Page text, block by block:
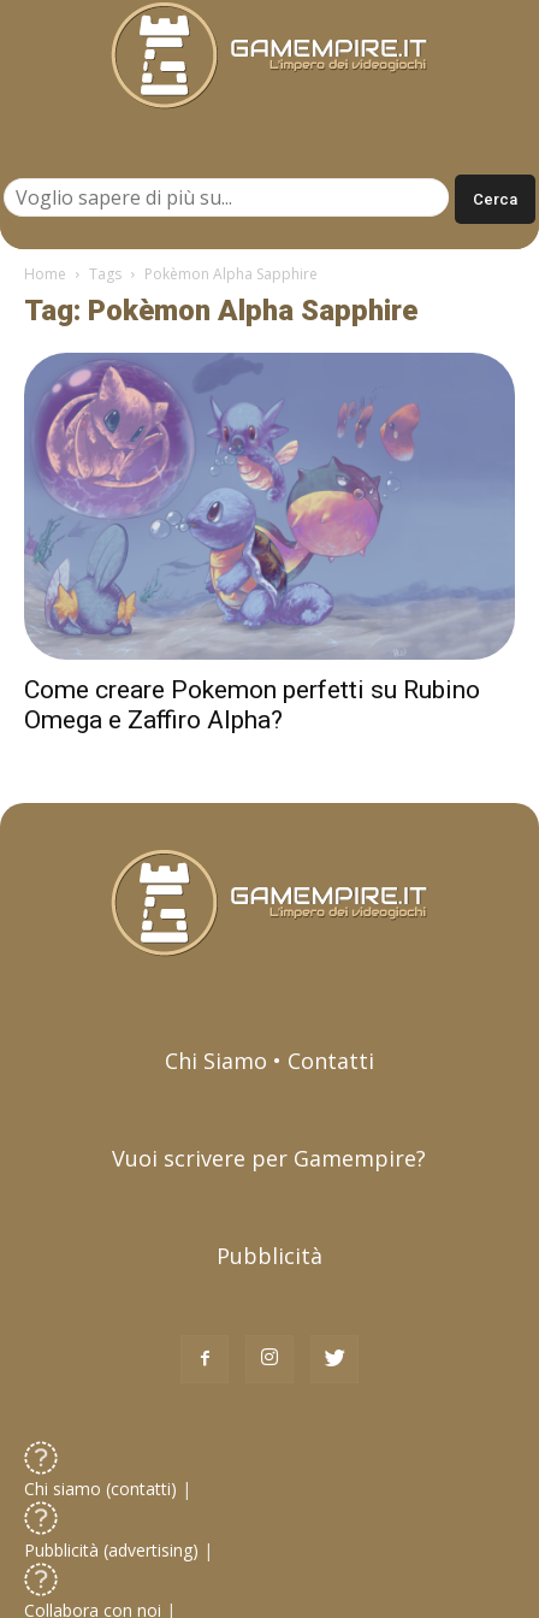
Home Tags Pokèmon Alpha Sapphire
Tag: Pokèmon Alpha Sapphire
Come creare Pokemon perfetti su Rubino
Omega e Zaffiro Alpha?
Chi Siamo • Contatti
Vuoi scrivere per Gamempire?
Pubblicità
Chi siamo (contatti) |
Pubblicità (advertising) |
Collabora con noi |